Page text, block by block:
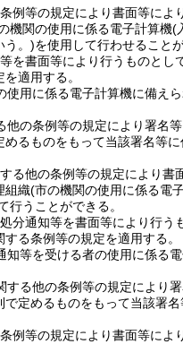
例等の規定により書面等に
機関の使用に係る電子計算機(
う。)を使用して行わせることが
を書面等により行うものと
適用する。
使用に係る電子計算機に備え
の条例等の規定により署名
るものをもって当該署名等に
る他の条例等の規定により
組織(市の機関の使用に係る電
行うことができる。
分通知等を書面等により行
る条例等の規定を適用する。
知等を受ける者の使用に係る
る他の条例等の規定により
定めるものをもって当該署名
例等の規定により書面等によ